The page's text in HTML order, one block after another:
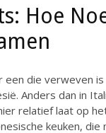
Hoe
die verweven
Anders dan in
relatief laat op
keuken, die